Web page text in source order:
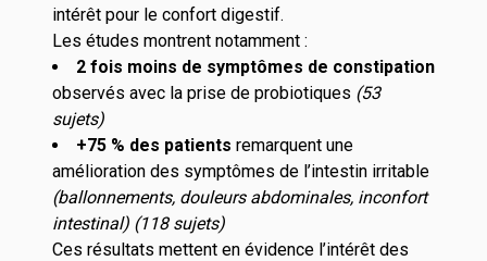
intérêt pour le confort digestif.
Les études montrent notamment :
2 fois moins de symptômes de constipation
observés avec la prise de probiotiques (53
sujets)
+75 % des patients remarquent une
amélioration des symptômes de l’intestin irritable
(ballonnements, douleurs abdominales, inconfort
intestinal) (118 sujets)
Ces résultats mettent en évidence l’intérêt des